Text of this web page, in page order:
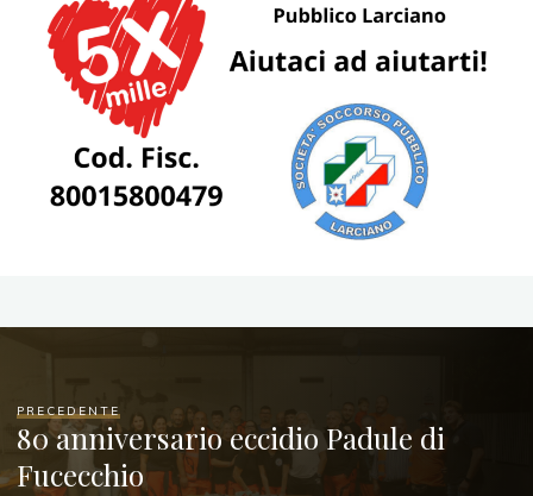
PRECEDENTE
80 anniversario eccidio Padule di
Fucecchio